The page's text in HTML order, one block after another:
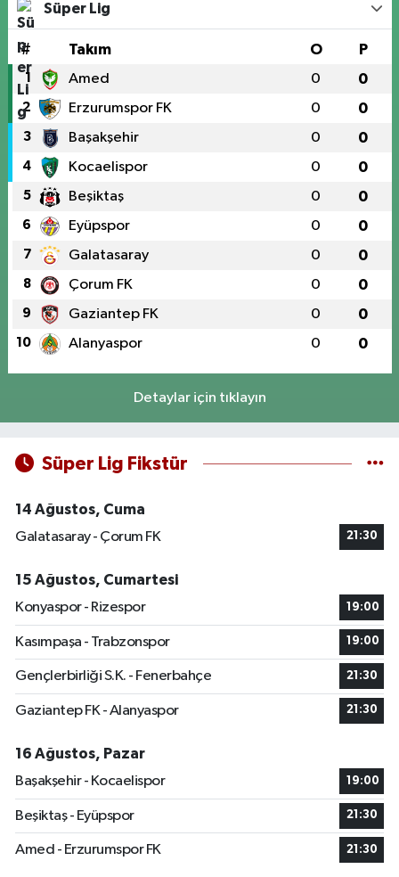
Süper Lig
# Takım O P
1 Amed 0 0
2 Erzurumspor FK 0 0
3 Başakşehir 0 0
4 Kocaelispor 0 0
5 Beşiktaş 0 0
6 Eyüpspor 0 0
7 Galatasaray 0 0
8 Çorum FK 0 0
9 Gaziantep FK 0 0
10 Alanyaspor 0 0
Detaylar için tıklayın
Süper Lig Fikstür
14 Ağustos, Cuma
Galatasaray - Çorum FK
21:30
15 Ağustos, Cumartesi
Konyaspor - Rizespor
19:00
Kasımpaşa - Trabzonspor 19:00
Gençlerbirliği S.K. - Fenerbahçe 21:30
Gaziantep FK - Alanyaspor 21:30
16 Ağustos, Pazar
Başakşehir - Kocaelispor
19:00
Beşiktaş - Eyüpspor 21:30
Amed - Erzurumspor FK 21:30